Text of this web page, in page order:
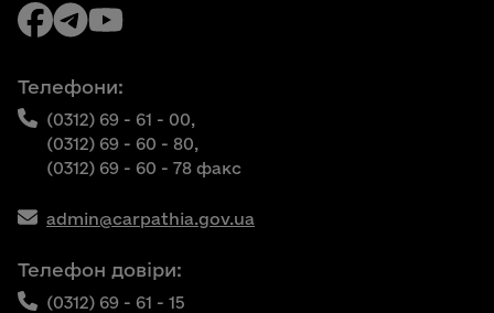
Телефони:
(0312) 69 - 61 - 00,
(0312) 69 - 60 - 80,
(0312) 69 - 60 - 78 факс
admin@carpathia.gov.ua
Телефон довіри:
(0312) 69 - 61 - 15